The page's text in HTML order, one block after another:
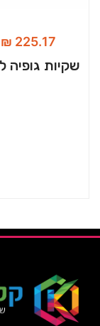
₪ 225.17
שקיות גופיה לירקנים